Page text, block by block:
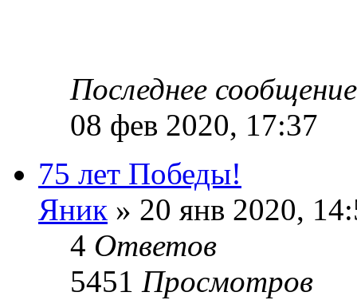
Последнее
08 фев 2020, 17:37
75 лет Победы!
Яник » 20 янв 2020,
4 Ответов
5451 Просмотров